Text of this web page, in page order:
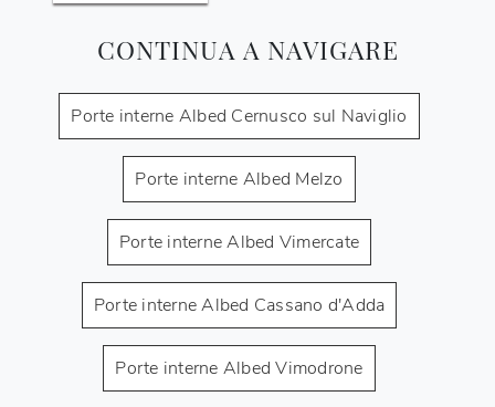
CONTINUA A NAVIGARE
Porte interne Albed Cernusco sul Naviglio
Porte interne Albed Melzo
Porte interne Albed Vimercate
Porte interne Albed Cassano d'Adda
Porte interne Albed Vimodrone